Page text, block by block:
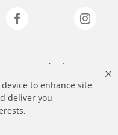
to enhance site
deliver you
thương hiệu của 3M.